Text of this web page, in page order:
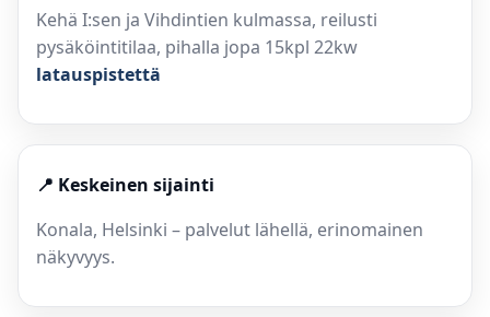
Kehä I:sen ja Vihdintien kulmassa, reilusti
pysäköintitilaa, pihalla jopa 15kpl 22kw
latauspistettä
📍 Keskeinen sijainti
Konala, Helsinki – palvelut lähellä, erinomainen
näkyvyys.